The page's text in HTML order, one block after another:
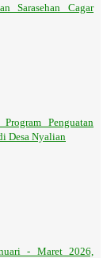
Sarasehan Cagar
Penguatan
Desa Nyalian
- Maret 2026,